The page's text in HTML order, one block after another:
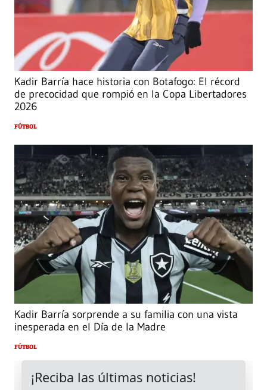
Kadir Barría hace historia con Botafogo: El récord
de precocidad que rompió en la Copa Libertadores
2026
FÚTBOL
Kadir Barría sorprende a su familia con una vista
inesperada en el Día de la Madre
FÚTBOL